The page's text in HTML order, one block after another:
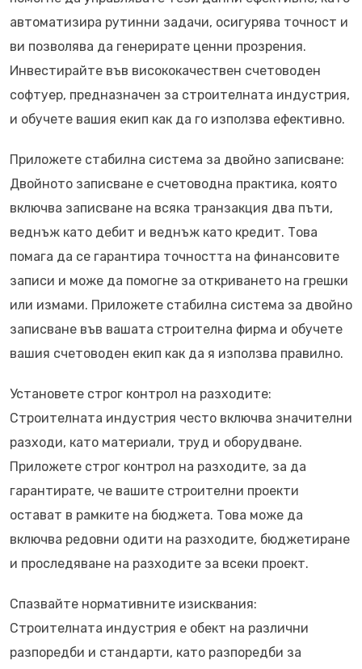
автоматизира рутинни задачи, осигурява точност и
ви позволява да генерирате ценни прозрения.
Инвестирайте във висококачествен счетоводен
софтуер, предназначен за строителната индустрия,
и обучете вашия екип как да го използва ефективно.
Приложете стабилна система за двойно записване:
Двойното записване е счетоводна практика, която
включва записване на всяка транзакция два пъти,
веднъж като дебит и веднъж като кредит. Това
помага да се гарантира точността на финансовите
записи и може да помогне за откриването на грешки
или измами. Приложете стабилна система за двойно
записване във вашата строителна фирма и обучете
вашия счетоводен екип как да я използва правилно.
Установете строг контрол на разходите:
Строителната индустрия често включва значителни
разходи, като материали, труд и оборудване.
Приложете строг контрол на разходите, за да
гарантирате, че вашите строителни проекти
остават в рамките на бюджета. Това може да
включва редовни одити на разходите, бюджетиране
и проследяване на разходите за всеки проект.
Спазвайте нормативните изисквания:
Строителната индустрия е обект на различни
разпоредби и стандарти, като разпоредби за